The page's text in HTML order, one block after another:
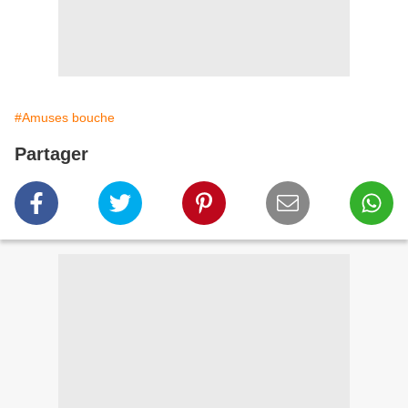
#Amuses bouche
Partager